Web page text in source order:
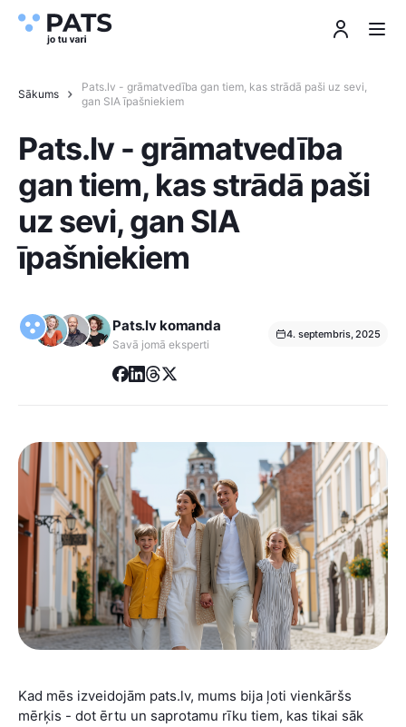
Sākums
Pats.lv - grāmatvedība gan tiem, kas strādā paši uz sevi,
gan SIA īpašniekiem
Pats.lv - grāmatvedība
gan tiem, kas strādā paši
uz sevi, gan SIA
īpašniekiem
Pats.lv komanda
Savā jomā eksperti
4. septembris, 2025
Kad mēs izveidojām pats.lv, mums bija ļoti vienkāršs
mērķis - dot ērtu un saprotamu rīku tiem, kas tikai sāk